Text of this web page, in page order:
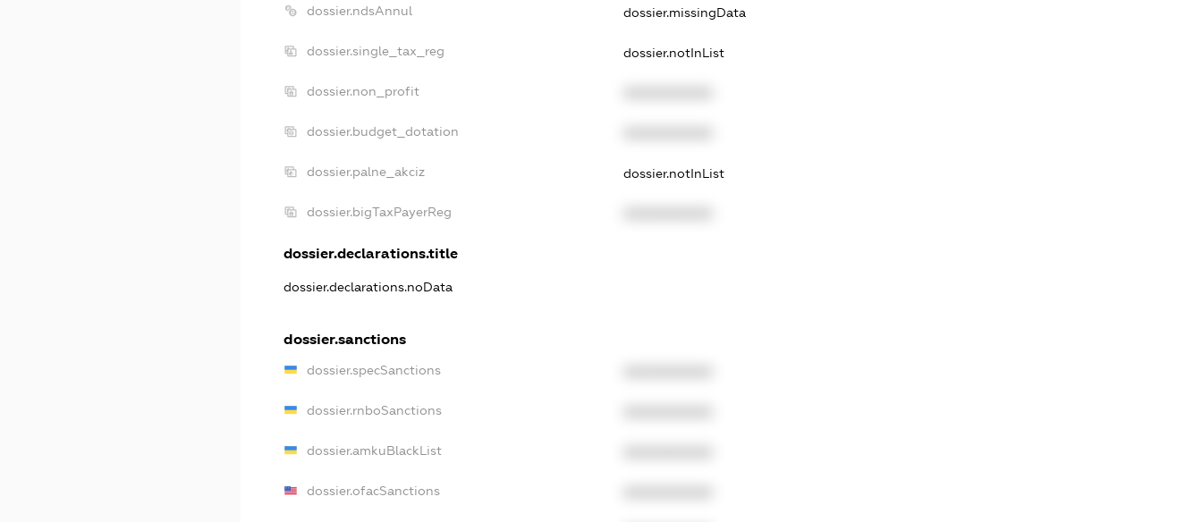
dossier.ndsAnnul dossier.missingData
dossier.single_tax_reg dossier.notInList
dossier.non_profit
dossier.budget_dotation
dossier.palne_akciz dossier.notInList
dossier.bigTaxPayerReg
dossier.declarations.title
dossier.declarations.noData
dossier.sanctions
dossier.specSanctions
dossier.rnboSanctions
dossier.amkuBlackList
dossier.ofacSanctions